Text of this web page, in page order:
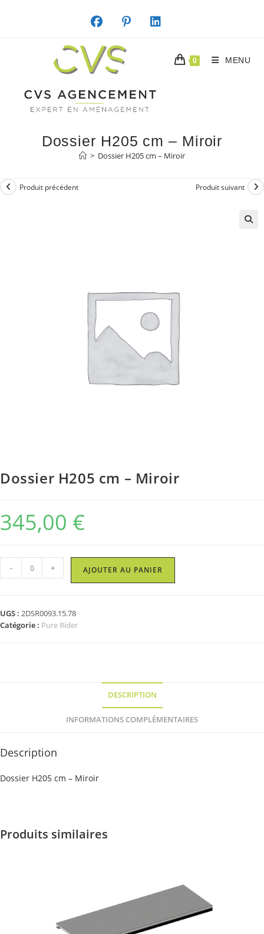
0 MENU
Dossier H205 cm – Miroir
> Dossier H205 cm – Miroir
Produit précédent Produit suivant
Dossier H205 cm – Miroir
345,00 €
quantité
de
cm
-
- + AJOUTER AU PANIER
UGS : 2DSR0093.15.78
Catégorie : Pure Rider
DESCRIPTION
INFORMATIONS COMPLÉMENTAIRES
Description
Dossier H205 cm – Miroir
Produits similaires